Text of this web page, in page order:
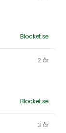
Blocket.se
2 år
Blocket.se
3 år